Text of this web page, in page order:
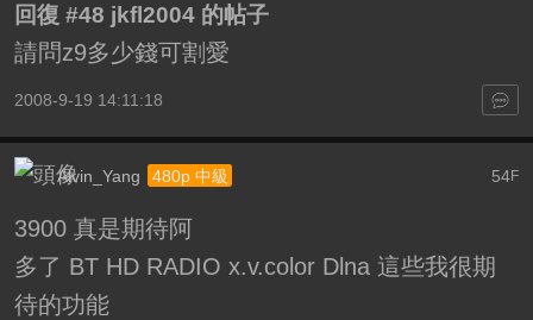
回復 #48 jkfl2004 的帖子
請問z9多少錢可割愛
2008-9-19 14:11:18
54F
Alvin_Yang 480p 中級
3900 真是期待阿
多了 BT HD RADIO x.v.color Dlna 這些我很期
待的功能